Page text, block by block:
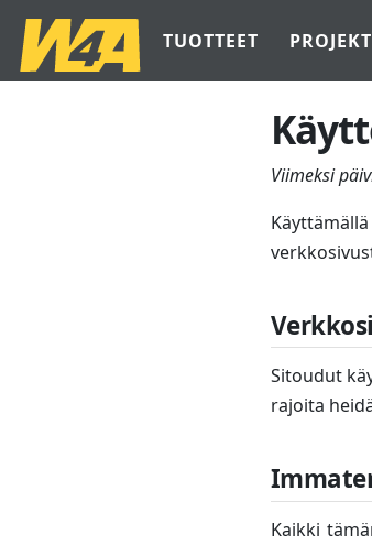
TUOTTEET
Viimeksi
Sitoudut
rajoita
Kaikki